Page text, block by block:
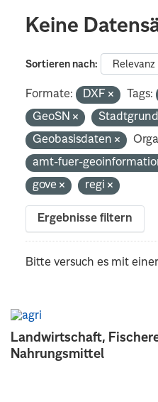
Landwirtschaft,
Nahrungsmittel
Keine
Sortieren nach
Formate: DXF Tags:
GeoSN
Geobasisdaten
amt-fuer-
gove
regi
Ergebnisse filtern
Bitte versuch es mit